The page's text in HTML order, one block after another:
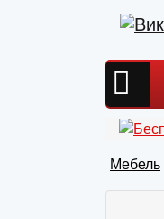
Мебель